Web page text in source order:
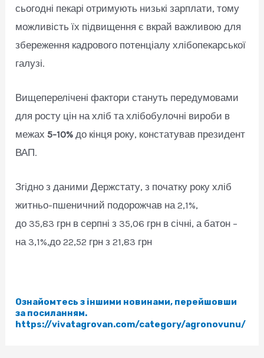
сьогодні пекарі отримують низькі зарплати, тому
можливість їх підвищення є вкрай важливою для
збереження кадрового потенціалу хлібопекарської
галузі.
Вищеперелічені фактори стануть передумовами
для росту цін на хліб та хлібобулочні вироби в
межах5-10% до кінця року, констатував президент
ВАП.
Згідно з даними Держстату, з початку року хліб
житньо-пшеничний подорожчав на 2,1%,
до 35,83 грн в серпні з 35,06 грн в січні, а батон –
на 3,1%,до 22,52 грн з 21,83 грн
Ознайомтесь з іншими новинами, перейшовши
за посиланням.
https://vivatagrovan.com/category/agronovunu/